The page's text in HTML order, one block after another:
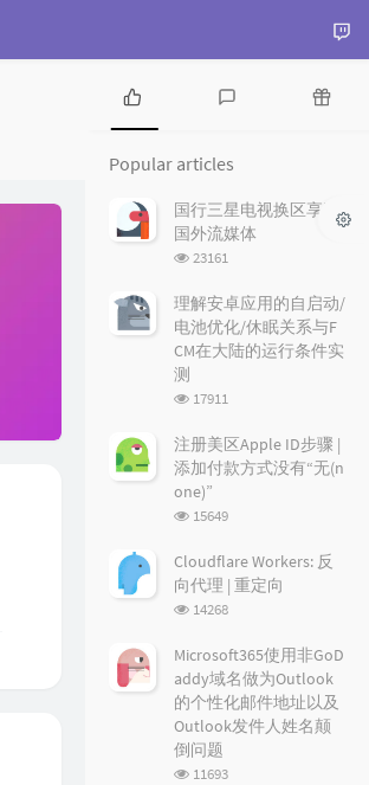
P
p
u
l
a
a
r
t
e
s
t
e
s
t
o
m
m
e
s
d
r
t
i
c
s
Popular articles
国行三星电视换区享受
国外流媒体
浏
次
数:
23161
理解安卓应用的自启动/
电池优化/休眠关系与F
CM在大陆的运行条件实
测
浏
次
数:
17911
注册美区Apple ID步骤 |
添加付款方式没有“无(n
one)”
浏
次
数:
15649
Cloudflare Workers: 反
向代理 | 重定向
浏
次
数:
14268
Microsoft365使用非GoD
addy域名做为Outlook
的个性化邮件地址以及
Outlook发件人姓名颠
倒问题
浏
11693